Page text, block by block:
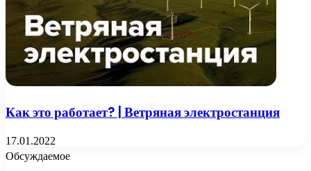
Как это работает? | Ветряная электростанция
17.01.2022
Обсуждаемое